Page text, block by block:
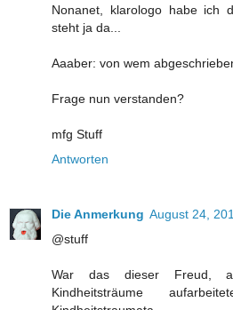
Nonanet, klarologo habe ich
steht ja da...
Aaaber: von wem
Frage nun verstanden?
mfg Stuff
Antworten
Die Anmerkung August 24,
@stuff
War das dieser Freud,
Kindheitsträume